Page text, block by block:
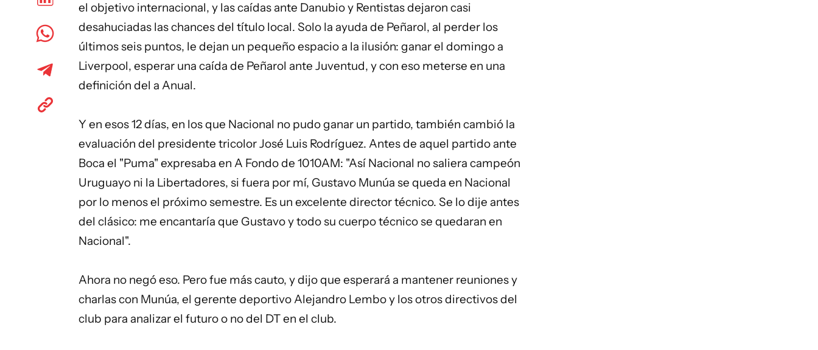
el objetivo internacional, y las caídas ante Danubio y Rentistas dejaron casi
desahuciadas las chances del título local. Solo la ayuda de Peñarol, al perder los
últimos seis puntos, le dejan un pequeño espacio a la ilusión: ganar el domingo a
Liverpool, esperar una caída de Peñarol ante Juventud, y con eso meterse en una
definición del a Anual.
Y en esos 12 días, en los que Nacional no pudo ganar un partido, también cambió la
evaluación del presidente tricolor José Luis Rodríguez. Antes de aquel partido ante
Boca el "Puma" expresaba en A Fondo de 1010AM: "Así Nacional no saliera campeón
Uruguayo ni la Libertadores, si fuera por mí, Gustavo Munúa se queda en Nacional
por lo menos el próximo semestre. Es un excelente director técnico. Se lo dije antes
del clásico: me encantaría que Gustavo y todo su cuerpo técnico se quedaran en
Nacional".
Ahora no negó eso. Pero fue más cauto, y dijo que esperará a mantener reuniones y
charlas con Munúa, el gerente deportivo Alejandro Lembo y los otros directivos del
club para analizar el futuro o no del DT en el club.